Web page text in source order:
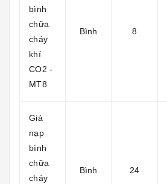
bình
chữa
cháy
khí
CO2 -
MT8
Bình 8
Giá
nạp
bình
chữa
cháy
Bình 24